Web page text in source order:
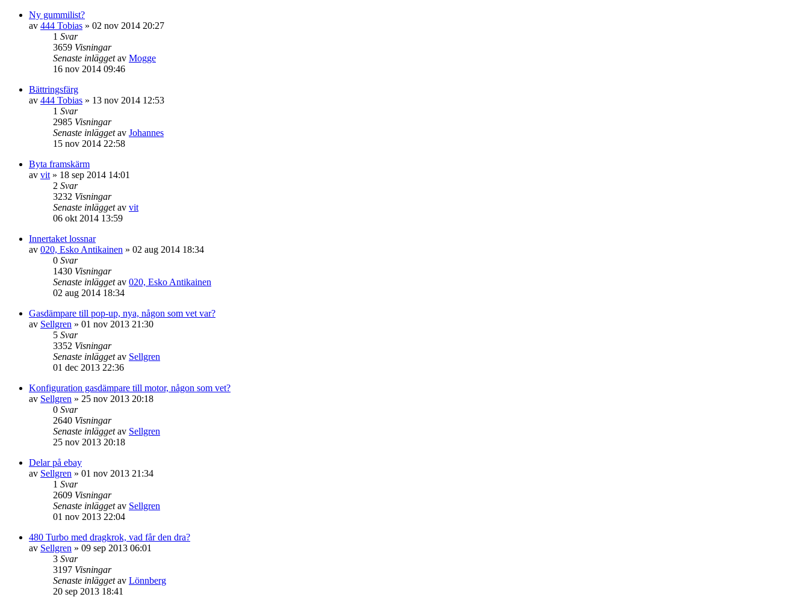
Ny gummilist?
av 444 Tobias » 02 nov 2014 20:27
1 Svar
3659 Visningar
Senaste inläggetav Mogge
16 nov 2014 09:46
Bättringsfärg
av 444 Tobias » 13 nov 2014 12:53
1 Svar
2985 Visningar
Senaste inläggetav Johannes
15 nov 2014 22:58
Byta framskärm
av vit » 18 sep 2014 14:01
2 Svar
3232 Visningar
Senaste inläggetav vit
06 okt 2014 13:59
Innertaket lossnar
av 020, Esko Antikainen » 02 aug 2014 18:34
0 Svar
1430 Visningar
Senaste inläggetav 020, Esko Antikainen
02 aug 2014 18:34
Gasdämpare till pop-up, nya, någon som vet var?
av Sellgren » 01 nov 2013 21:30
5 Svar
3352 Visningar
Senaste inläggetav Sellgren
01 dec 2013 22:36
Konfiguration gasdämpare till motor, någon som vet?
av Sellgren » 25 nov 2013 20:18
0 Svar
2640 Visningar
Senaste inläggetav Sellgren
25 nov 2013 20:18
Delar på ebay
av Sellgren » 01 nov 2013 21:34
1 Svar
2609 Visningar
Senaste inläggetav Sellgren
01 nov 2013 22:04
480 Turbo med dragkrok, vad får den dra?
av Sellgren » 09 sep 2013 06:01
3 Svar
3197 Visningar
Senaste inläggetav Lönnberg
20 sep 2013 18:41